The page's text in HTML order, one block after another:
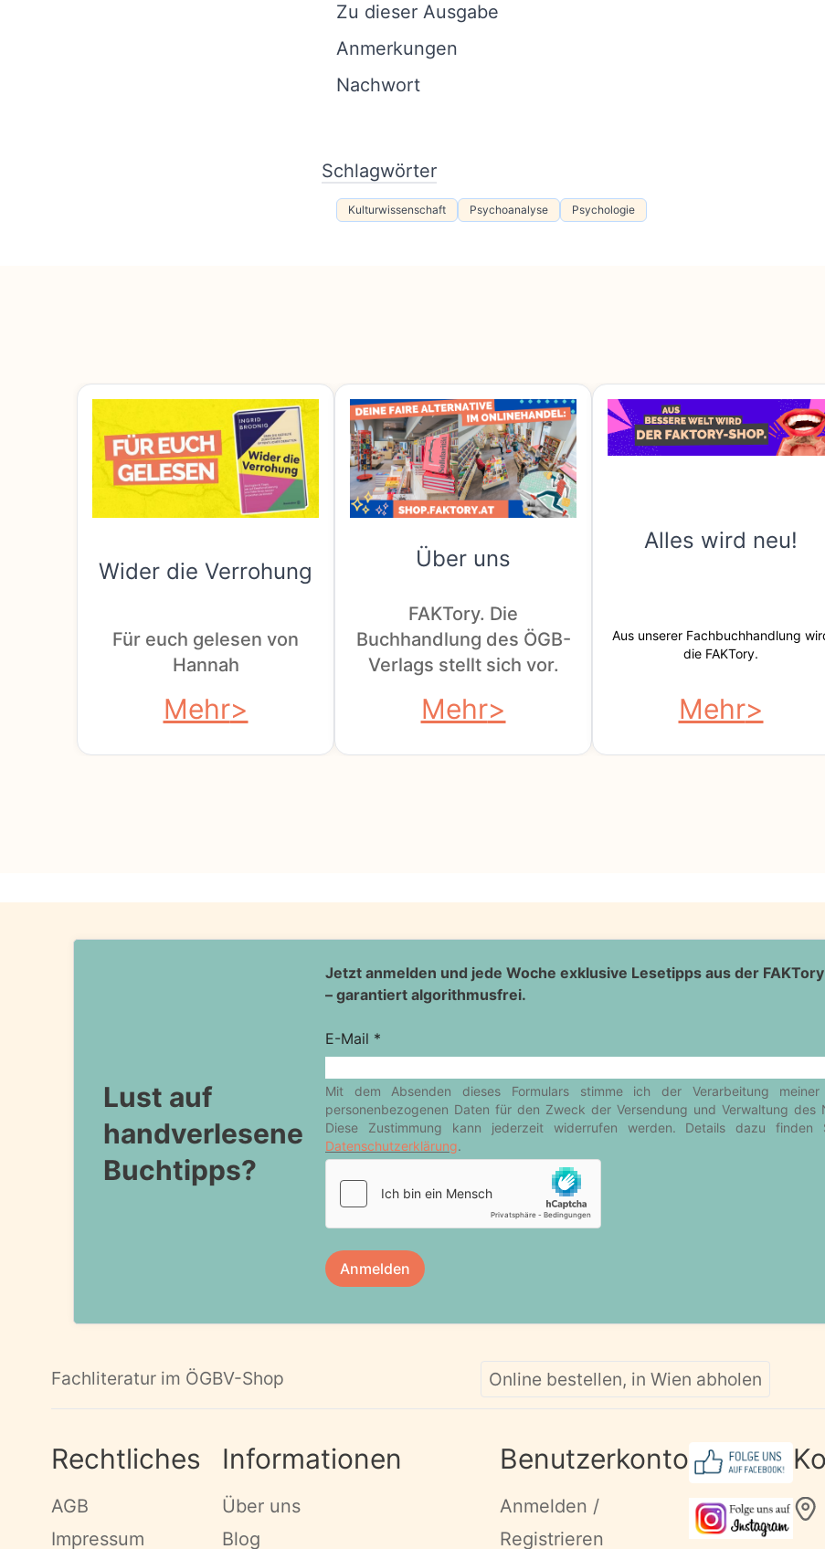
Zu dieser Ausgabe
Anmerkungen
Nachwort
Schlagwörter
Kulturwissenschaft Psychoanalyse Psychologie
Wider die Verrohung
Für euch gelesen von
Hannah
Mehr
Über uns
FAKTory. Die
Buchhandlung des ÖGB-
Verlags stellt sich vor.
Mehr
Alles wird neu!
Aus unserer Fachbuchhandlung
die FAKTory.
Mehr
Lust auf
handverlesene
Buchtipps?
Fachliteratur im ÖGBV-Shop Online bestellen, in Wien abholen
Rechtliches
AGB
Impressum
Informationen
Über uns
Blog
Benutzerkonto
Anmelden /
Registrieren